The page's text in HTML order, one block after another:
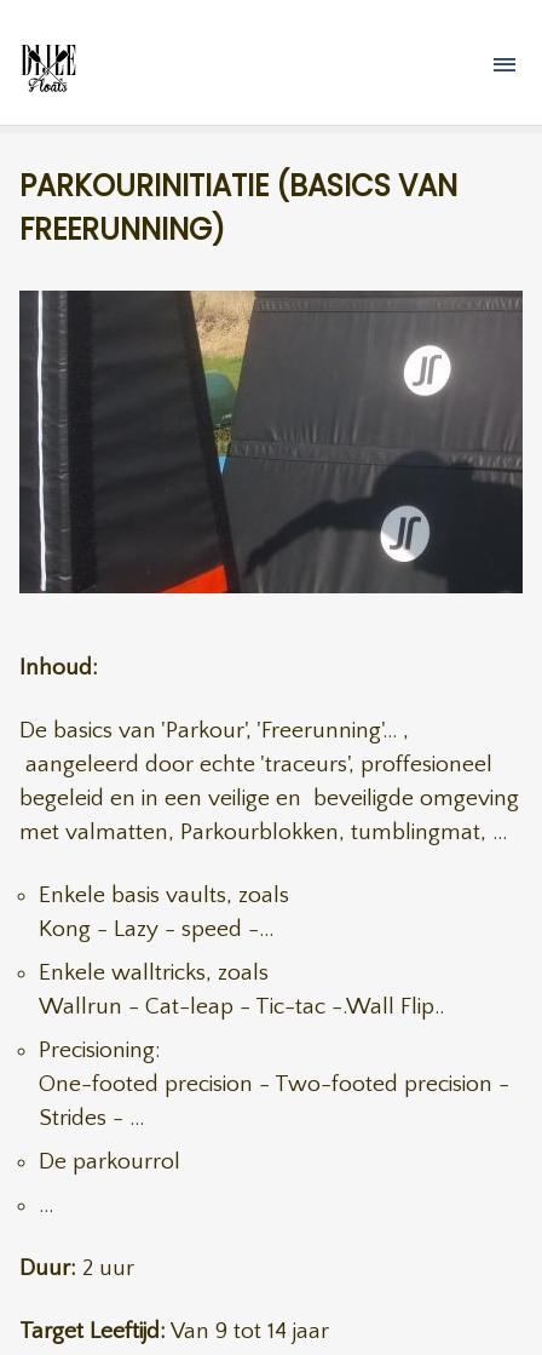
PARKOURINITIATIE (BASICS VAN
FREERUNNING)
Inhoud:
De basics van 'Parkour', 'Freerunning'... ,
aangeleerd door echte 'traceurs', proffesioneel
begeleid en in een veilige en beveiligde omgeving
met valmatten, Parkourblokken, tumblingmat, ...
Enkele basis vaults, zoals
Kong - Lazy - speed -...
Enkele walltricks, zoals
Wallrun - Cat-leap - Tic-tac -.Wall Flip..
Precisioning:
One-footed precision - Two-footed precision -
Strides - ...
De parkourrol
...
Duur: 2 uur
Target Leeftijd: Van 9 tot 14 jaar